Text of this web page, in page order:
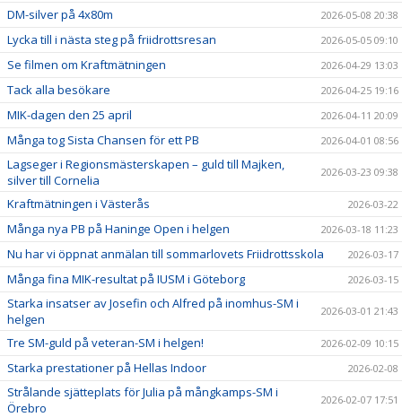
DM-silver på 4x80m 2026-05-08 20:38
Lycka till i nästa steg på friidrottsresan 2026-05-05 09:10
Se filmen om Kraftmätningen 2026-04-29 13:03
Tack alla besökare 2026-04-25 19:16
MIK-dagen den 25 april 2026-04-11 20:09
Många tog Sista Chansen för ett PB 2026-04-01 08:56
Lagseger i Regionsmästerskapen – guld till Majken,
silver till Cornelia
2026-03-23 09:38
Kraftmätningen i Västerås 2026-03-22
Många nya PB på Haninge Open i helgen 2026-03-18 11:23
Nu har vi öppnat anmälan till sommarlovets Friidrottsskola 2026-03-17
Många fina MIK-resultat på IUSM i Göteborg 2026-03-15
Starka insatser av Josefin och Alfred på inomhus-SM i
helgen
2026-03-01 21:43
Tre SM-guld på veteran-SM i helgen! 2026-02-09 10:15
Starka prestationer på Hellas Indoor 2026-02-08
Strålande sjätteplats för Julia på mångkamps-SM i
Örebro
2026-02-07 17:51